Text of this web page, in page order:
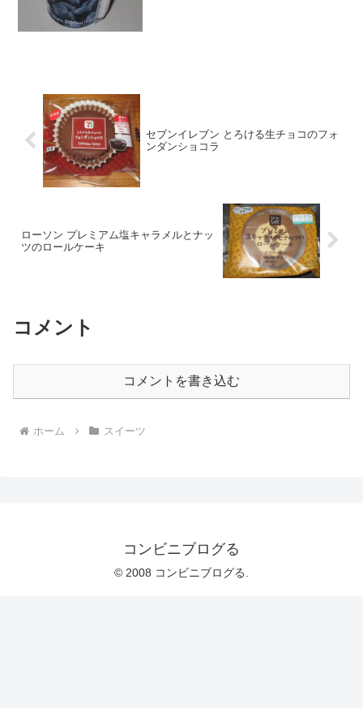
セブンイレブン とろける生チョコのフォ
ンダンショコラ
ローソン プレミアム塩キャラメルとナッ
ツのロールケーキ
コメント
コメントを書き込む
ホーム スイーツ
コンビニブログる
© 2008 コンビニブログる.